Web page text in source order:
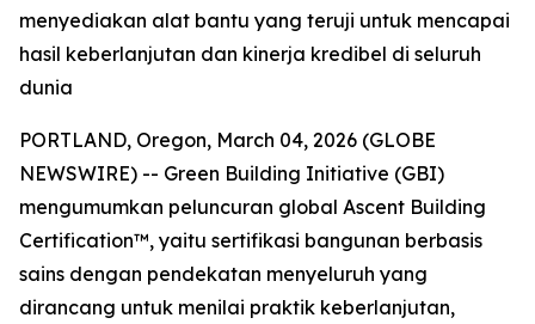
menyediakan alat bantu yang teruji untuk mencapai
hasil keberlanjutan dan kinerja kredibel di seluruh
dunia
PORTLAND, Oregon, March 04, 2026 (GLOBE
NEWSWIRE) -- Green Building Initiative (GBI)
mengumumkan peluncuran global Ascent Building
Certification™, yaitu sertifikasi bangunan berbasis
sains dengan pendekatan menyeluruh yang
dirancang untuk menilai praktik keberlanjutan,